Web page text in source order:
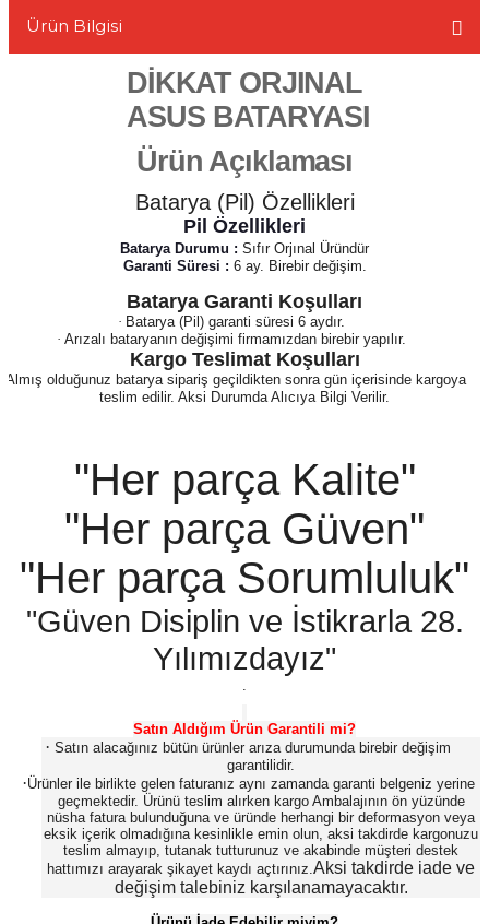
Ürün Bilgisi
DİKKAT ORJINAL
ASUS BATARYASI
Ürün Açıklaması
Batarya (Pil) Özellikleri
Pil Özellikleri
Batarya Durumu : Sıfır Orjınal Üründür
Garanti Süresi : 6 ay. Birebir değişim.
Batarya Garanti Koşulları
· Batarya (Pil) garanti süresi 6 aydır.
· Arızalı bataryanın değişimi firmamızdan birebir yapılır.
Kargo Teslimat Koşulları
Almış olduğunuz batarya sipariş geçildikten sonra gün içerisinde kargoya
teslim edilir. Aksi Durumda Alıcıya Bilgi Verilir.
"Her parça Kalite"
"Her parça Güven"
"Her parça Sorumluluk"
"Güven Disiplin ve İstikrarla 28.
Yılımızdayız"
.
Satın Aldığım Ürün Garantili mi?
· Satın alacağınız bütün ürünler arıza durumunda birebir değişim
garantilidir.
·Ürünler ile birlikte gelen faturanız aynı zamanda garanti belgeniz yerine
geçmektedir. Ürünü teslim alırken kargo Ambalajının ön yüzünde
nüsha fatura bulunduğuna ve üründe herhangi bir deformasyon veya
eksik içerik olmadığına kesinlikle emin olun, aksi takdirde kargonuzu
teslim almayıp, tutanak tutturunuz ve akabinde müşteri destek
hattımızı arayarak şikayet kaydı açtırınız.Aksi takdirde iade ve
değişim talebiniz karşılanamayacaktır.